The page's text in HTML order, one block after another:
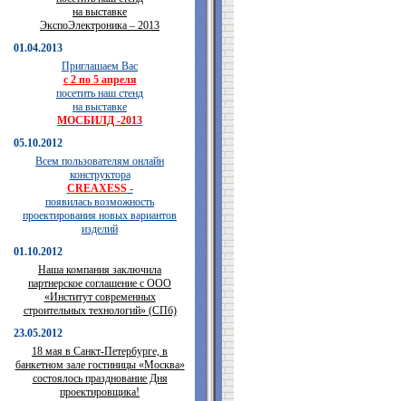
на выставке
ЭкспоЭлектроника – 2013
01.04.2013
Приглашаем Вас
с 2 по 5 апреля
посетить наш стенд
на выставке
МОСБИЛД -2013
05.10.2012
Всем пользователям онлайн
конструктора
CREAXESS-
появилась возможность
проектирования новых вариантов
изделий
01.10.2012
Наша компания заключила
партнерское соглашение с ООО
«Институт современных
строительных технологий» (СПб)
23.05.2012
18 мая в Санкт-Петербурге, в
банкетном зале гостиницы «Москва»
состоялось празднование Дня
проектировщика!